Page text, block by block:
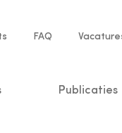
FAQ
Publicaties